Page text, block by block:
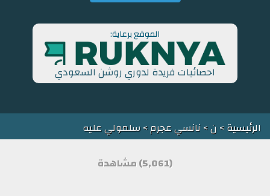
الموقع برعاية:
احصائيات فريدة لدوري روشن السعودي
الرئيسية> ن>نانسي عجرم> سلمولي عليه
(5,061) مشاهدة